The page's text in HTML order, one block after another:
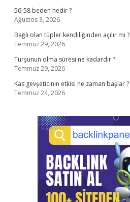
56-58 beden nedir ?
Ağustos 3, 2026
Bağlı olan tüpler kendiliğinden açılır mı ?
Temmuz 29, 2026
Turşunun olma süresi ne kadardır ?
Temmuz 29, 2026
Kas gevşeticinin etkisi ne zaman başlar ?
Temmuz 24, 2026